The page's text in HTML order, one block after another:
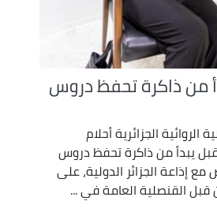
من ذاكرة تحفظ دروس
الجزائرية أحلام
يبدأ من ذاكرة تحفظ دروس
إذاعة الجزائر الدولية، على
القنصلية العامة في ...